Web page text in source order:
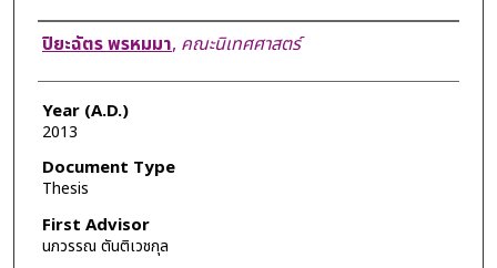
Author
ปิยะฉัตร พรหมมา, คณะนิเทศศาสตร์
Year (A.D.)
2013
Document Type
Thesis
First Advisor
นภวรรณ ตันติเวชกุล